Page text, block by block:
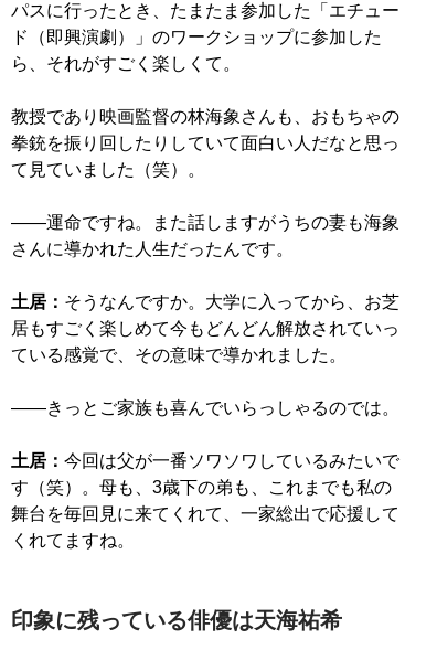
パスに行ったとき、たまたま参加した「エチュー
ド（即興演劇）」のワークショップに参加した
ら、それがすごく楽しくて。
教授であり映画監督の林海象さんも、おもちゃの
拳銃を振り回したりしていて面白い人だなと思っ
て見ていました（笑）。
――運命ですね。また話しますがうちの妻も海象
さんに導かれた人生だったんです。
土居： そうなんですか。大学に入ってから、お芝
居もすごく楽しめて今もどんどん解放されていっ
ている感覚で、その意味で導かれました。
――きっとご家族も喜んでいらっしゃるのでは。
土居： 今回は父が一番ソワソワしているみたいで
す（笑）。母も、3歳下の弟も、これまでも私の
舞台を毎回見に来てくれて、一家総出で応援して
くれてますね。
印象に残っている俳優は天海祐希